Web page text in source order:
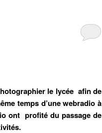
le lycée afin de
temps d’une webradio à
ont profité du passage de